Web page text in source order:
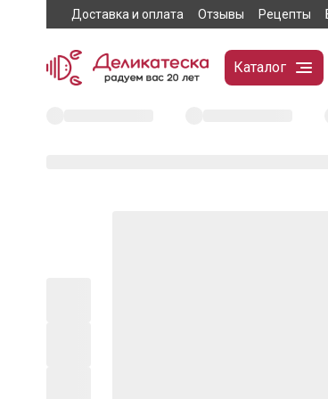
Доставка и оплата Отзывы Рецепты
Каталог